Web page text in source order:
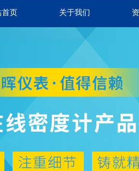
首页 关于我们